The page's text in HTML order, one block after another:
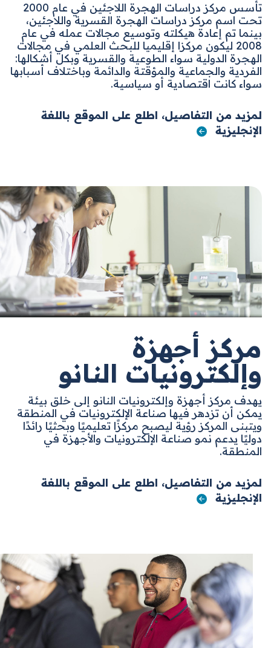
تأسس مركز دراسات الهجرة اللاجئين في عام 2000
تحت اسم مركز دراسات الهجرة القسرية واللاجئين،
بينما تم إعادة هيكلته وتوسيع مجالات عمله في عام
2008 ليكون مركزا إقليميا للبحث العلمي في مجالات
الهجرة الدولية سواء الطوعية والقسرية وبكل أشكالها:
الفردية والجماعية والمؤقتة والدائمة وباختلاف أسبابها
سواء كانت اقتصادية أو سياسية.
لمزيد من التفاصيل، اطلع على الموقع باللغة
الإنجليزية
مركز أجهزة
وإلكترونيات النانو
يهدف مركز أجهزة وإلكترونيات النانو إلى خلق بيئة
يمكن أن تزدهر فيها صناعة الإلكترونيات في المنطقة
ويتبنى المركز رؤية ليصبح مركزًا تعليميًا وبحثيًا رائدًا
دوليًا يدعم نمو صناعة الإلكترونيات والأجهزة في
المنطقة.
لمزيد من التفاصيل، اطلع على الموقع باللغة
الإنجليزية